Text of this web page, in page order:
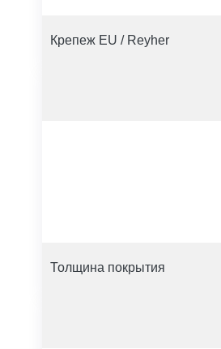
Крепеж EU / Reyher
Толщина покрытия